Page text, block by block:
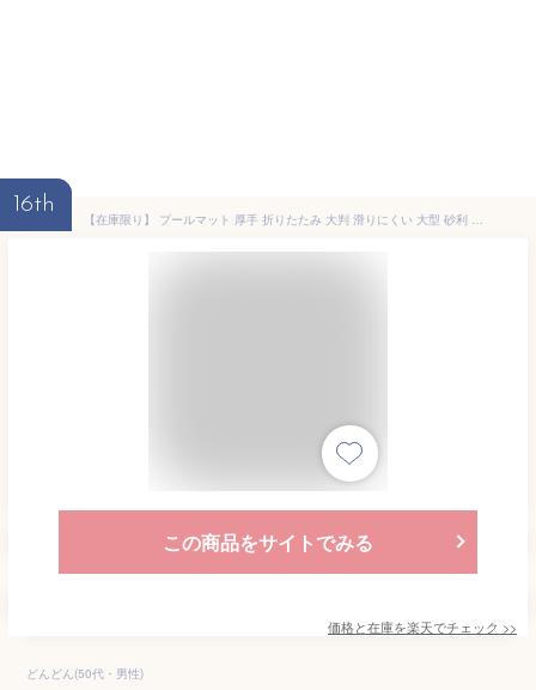
16th
【在庫限り】 プールマット 厚手 折りたたみ 大判 滑りにくい 大型 砂利 プール 下 マット 水遊び レジャーシート 防水 クッション 海 川 大きめ ピクニックシート 子ども
この商品をサイトでみる
価格と在庫を楽天でチェック >>
どんどん(50代・男性)